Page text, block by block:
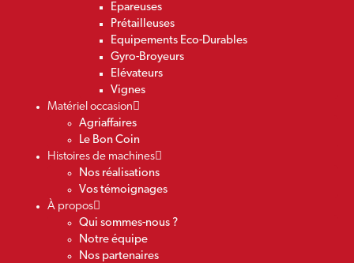
Epareuses
Prétailleuses
Equipements Eco-Durables
Gyro-Broyeurs
Elévateurs
Vignes
Matériel occasion
Agriaffaires
Le Bon Coin
Histoires de machines
Nos réalisations
Vos témoignages
À propos
Qui sommes-nous ?
Notre équipe
Nos partenaires